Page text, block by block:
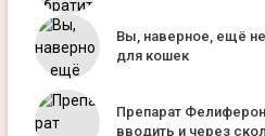
Вы, наверное, ещё
для кошек
Препарат
вводить и через